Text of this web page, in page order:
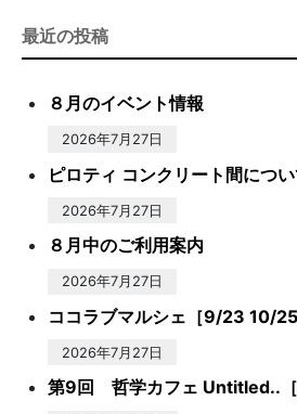
最近の投稿
８月のイベント情報
2026年7月27日
ピロティ コンクリート間につ
2026年7月27日
８月中のご利用案内
2026年7月27日
ココラブマルシェ［9/23 10/25
2026年7月27日
第9回 哲学カフェ Untitled..［